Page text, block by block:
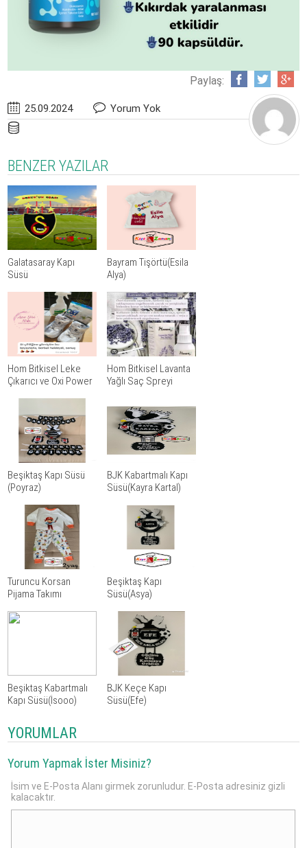
Paylaş:
25.09.2024 Yorum Yok
BENZER YAZILAR
Galatasaray Kapı
Süsü
Bayram Tişörtü(Esila
Alya)
Hom Bitkisel Leke
Çıkarıcı ve Oxi Power
Hom Bitkisel Lavanta
Yağlı Saç Spreyi
Beşiktaş Kapı Süsü
(Poyraz)
BJK Kabartmalı Kapı
Süsü(Kayra Kartal)
Turuncu Korsan
Pijama Takımı
Beşiktaş Kapı
Süsü(Asya)
Beşiktaş Kabartmalı
Kapı Süsü(İsooo)
BJK Keçe Kapı
Süsü(Efe)
YORUMLAR
Yorum Yapmak İster Misiniz?
İsim ve E-Posta Alanı girmek zorunludur. E-Posta adresiniz gizli
kalacaktır.